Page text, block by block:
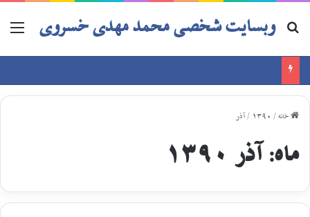
وبسایت شخصی محمد مهدی خسروی
خانه /
1390
/ آذر
ماه: آذر 1390